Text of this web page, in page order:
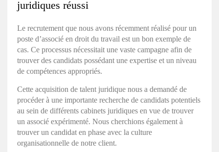
juridiques réussi
Le recrutement que nous avons récemment réalisé pour un
poste d’associé en droit du travail est un bon exemple de
cas. Ce processus nécessitait une vaste campagne afin de
trouver des candidats possédant une expertise et un niveau
de compétences appropriés.
Cette acquisition de talent juridique nous a demandé de
procéder à une importante recherche de candidats potentiels
au sein de différents cabinets juridiques en vue de trouver
un associé expérimenté. Nous cherchions également à
trouver un candidat en phase avec la culture
organisationnelle de notre client.